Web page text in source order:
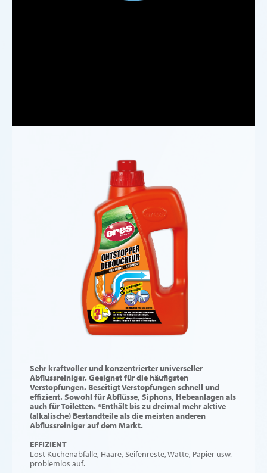
Sehr kraftvoller und konzentrierter universeller
Abflussreiniger. Geeignet für die häufigsten
Verstopfungen. Beseitigt Verstopfungen schnell und
effizient. Sowohl für Abflüsse, Siphons, Hebeanlagen als
auch für Toiletten. *Enthält bis zu dreimal mehr aktive
(alkalische) Bestandteile als die meisten anderen
Abflussreiniger auf dem Markt.
EFFIZIENT
Löst Küchenabfälle, Haare, Seifenreste, Watte, Papier usw.
problemlos auf.